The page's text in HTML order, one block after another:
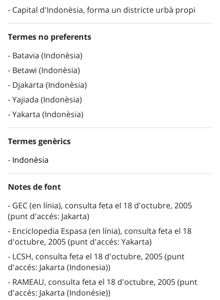
Capital d'Indonèsia, forma un districte urbà propi
Termes no preferents
Batavia (Indonèsia)
Betawi (Indonèsia)
Djakarta (Indonèsia)
Yajiada (Indonèsia)
Yakarta (Indonèsia)
Termes genèrics
Indonèsia
Notes de font
GEC (en línia), consulta feta el 18 d'octubre, 2005
(punt d'accés: Jakarta)
Enciclopedia Espasa (en línia), consulta feta el 18
d'octubre, 2005 (punt d'accés: Yakarta)
LCSH, consulta feta el 18 d'octubre, 2005 (punt
d'accés: Jakarta (Indonesia))
RAMEAU, consulta feta el 18 d'octubre, 2005 (punt
d'accés: Jakarta (Indonésie))